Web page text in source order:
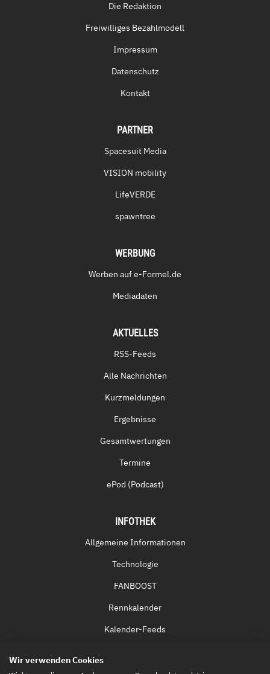
Die Redaktion
Freiwilliges Bezahlmodell
Impressum
Datenschutz
Kontakt
PARTNER
Spacesuit Media
VISION mobility
LifeVERDE
spawntree
WERBUNG
Werben auf e-Formel.de
Mediadaten
AKTUELLES
RSS-Feeds
Alle Nachrichten
Kurzmeldungen
Ergebnisse
Gesamtwertungen
Termine
ePod (Podcast)
INFOTHEK
Allgemeine Informationen
Technologie
FANBOOST
Rennkalender
Kalender-Feeds
Wir verwenden Cookies